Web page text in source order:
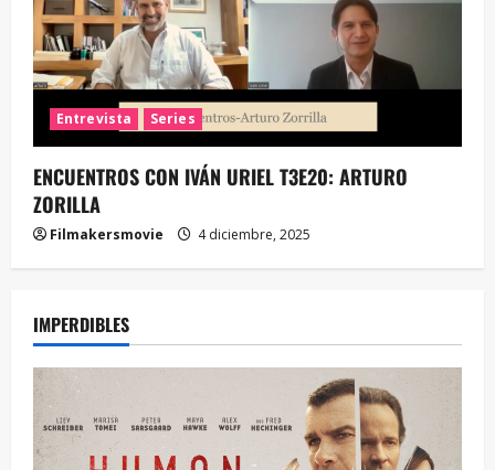
Entrevista Series
ENCUENTROS CON IVÁN URIEL T3E20: ARTURO
ZORILLA
Filmakersmovie 4 diciembre, 2025
IMPERDIBLES